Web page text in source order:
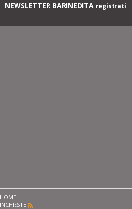
NEWSLETTER BARINEDITA registrati
HOME
INCHIESTE